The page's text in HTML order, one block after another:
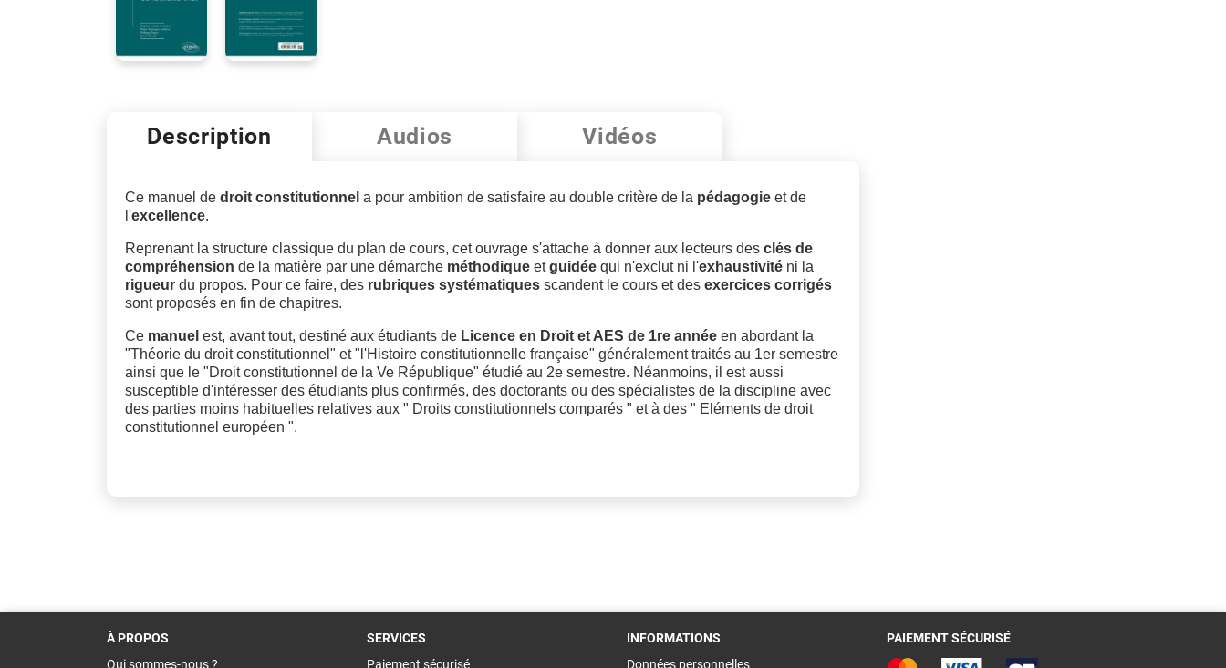
Vidéos
Audios
Description
Ce manuel de droit constitutionnel a pour ambition de satisfaire au double critère de la pédagogie et de
l'excellence.
Reprenant la structure classique du plan de cours, cet ouvrage s'attache à donner aux lecteurs des clés de
compréhension de la matière par une démarche méthodique etguidée qui n'exclut ni l'exhaustivité ni la
rigueur du propos. Pour ce faire, des rubriques systématiques scandent le cours et des exercices corrigés
sont proposés en fin de chapitres.
Ce manuel est, avant tout, destiné aux étudiants de Licence en Droit et AES de 1re année en abordant la
"Théorie du droit constitutionnel" et "l'Histoire constitutionnelle française" généralement traités au 1er semestre
ainsi que le "Droit constitutionnel de la Ve République" étudié au 2e semestre. Néanmoins, il est aussi
susceptible d'intéresser des étudiants plus confirmés, des doctorants ou des spécialistes de la discipline avec
des parties moins habituelles relatives aux " Droits constitutionnels comparés " et à des " Eléments de droit
constitutionnel européen ".
À PROPOS
Qui sommes-nous ?
SERVICES
Paiement sécurisé
INFORMATIONS
Données personnelles
PAIEMENT SÉCURISÉ